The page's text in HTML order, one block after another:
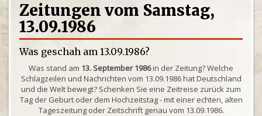
Zeitungen vom Samstag,
13.09.1986
Was geschah am 13.09.1986?
Was stand am 13. September 1986in der Zeitung? Welche
Schlagzeilen und Nachrichten vom 13.09.1986 hat Deutschland
und die Welt bewegt? Schenken Sie eine Zeitreise zurück zum
Tag der Geburt oder dem Hochzeitstag - mit einer echten, alten
Tageszeitung oder Zeitschrift genau vom 13.09.1986.